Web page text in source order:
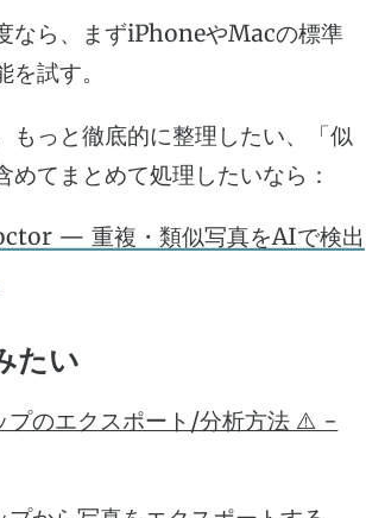
なら、まずiPhoneやMacの標準
を試す。
もっと徹底的に整理したい、「似
めてまとめて処理したいなら：
— 重複・類似写真をAIで検出
たい
プのエクスポート/分析方法 ⚠️ -